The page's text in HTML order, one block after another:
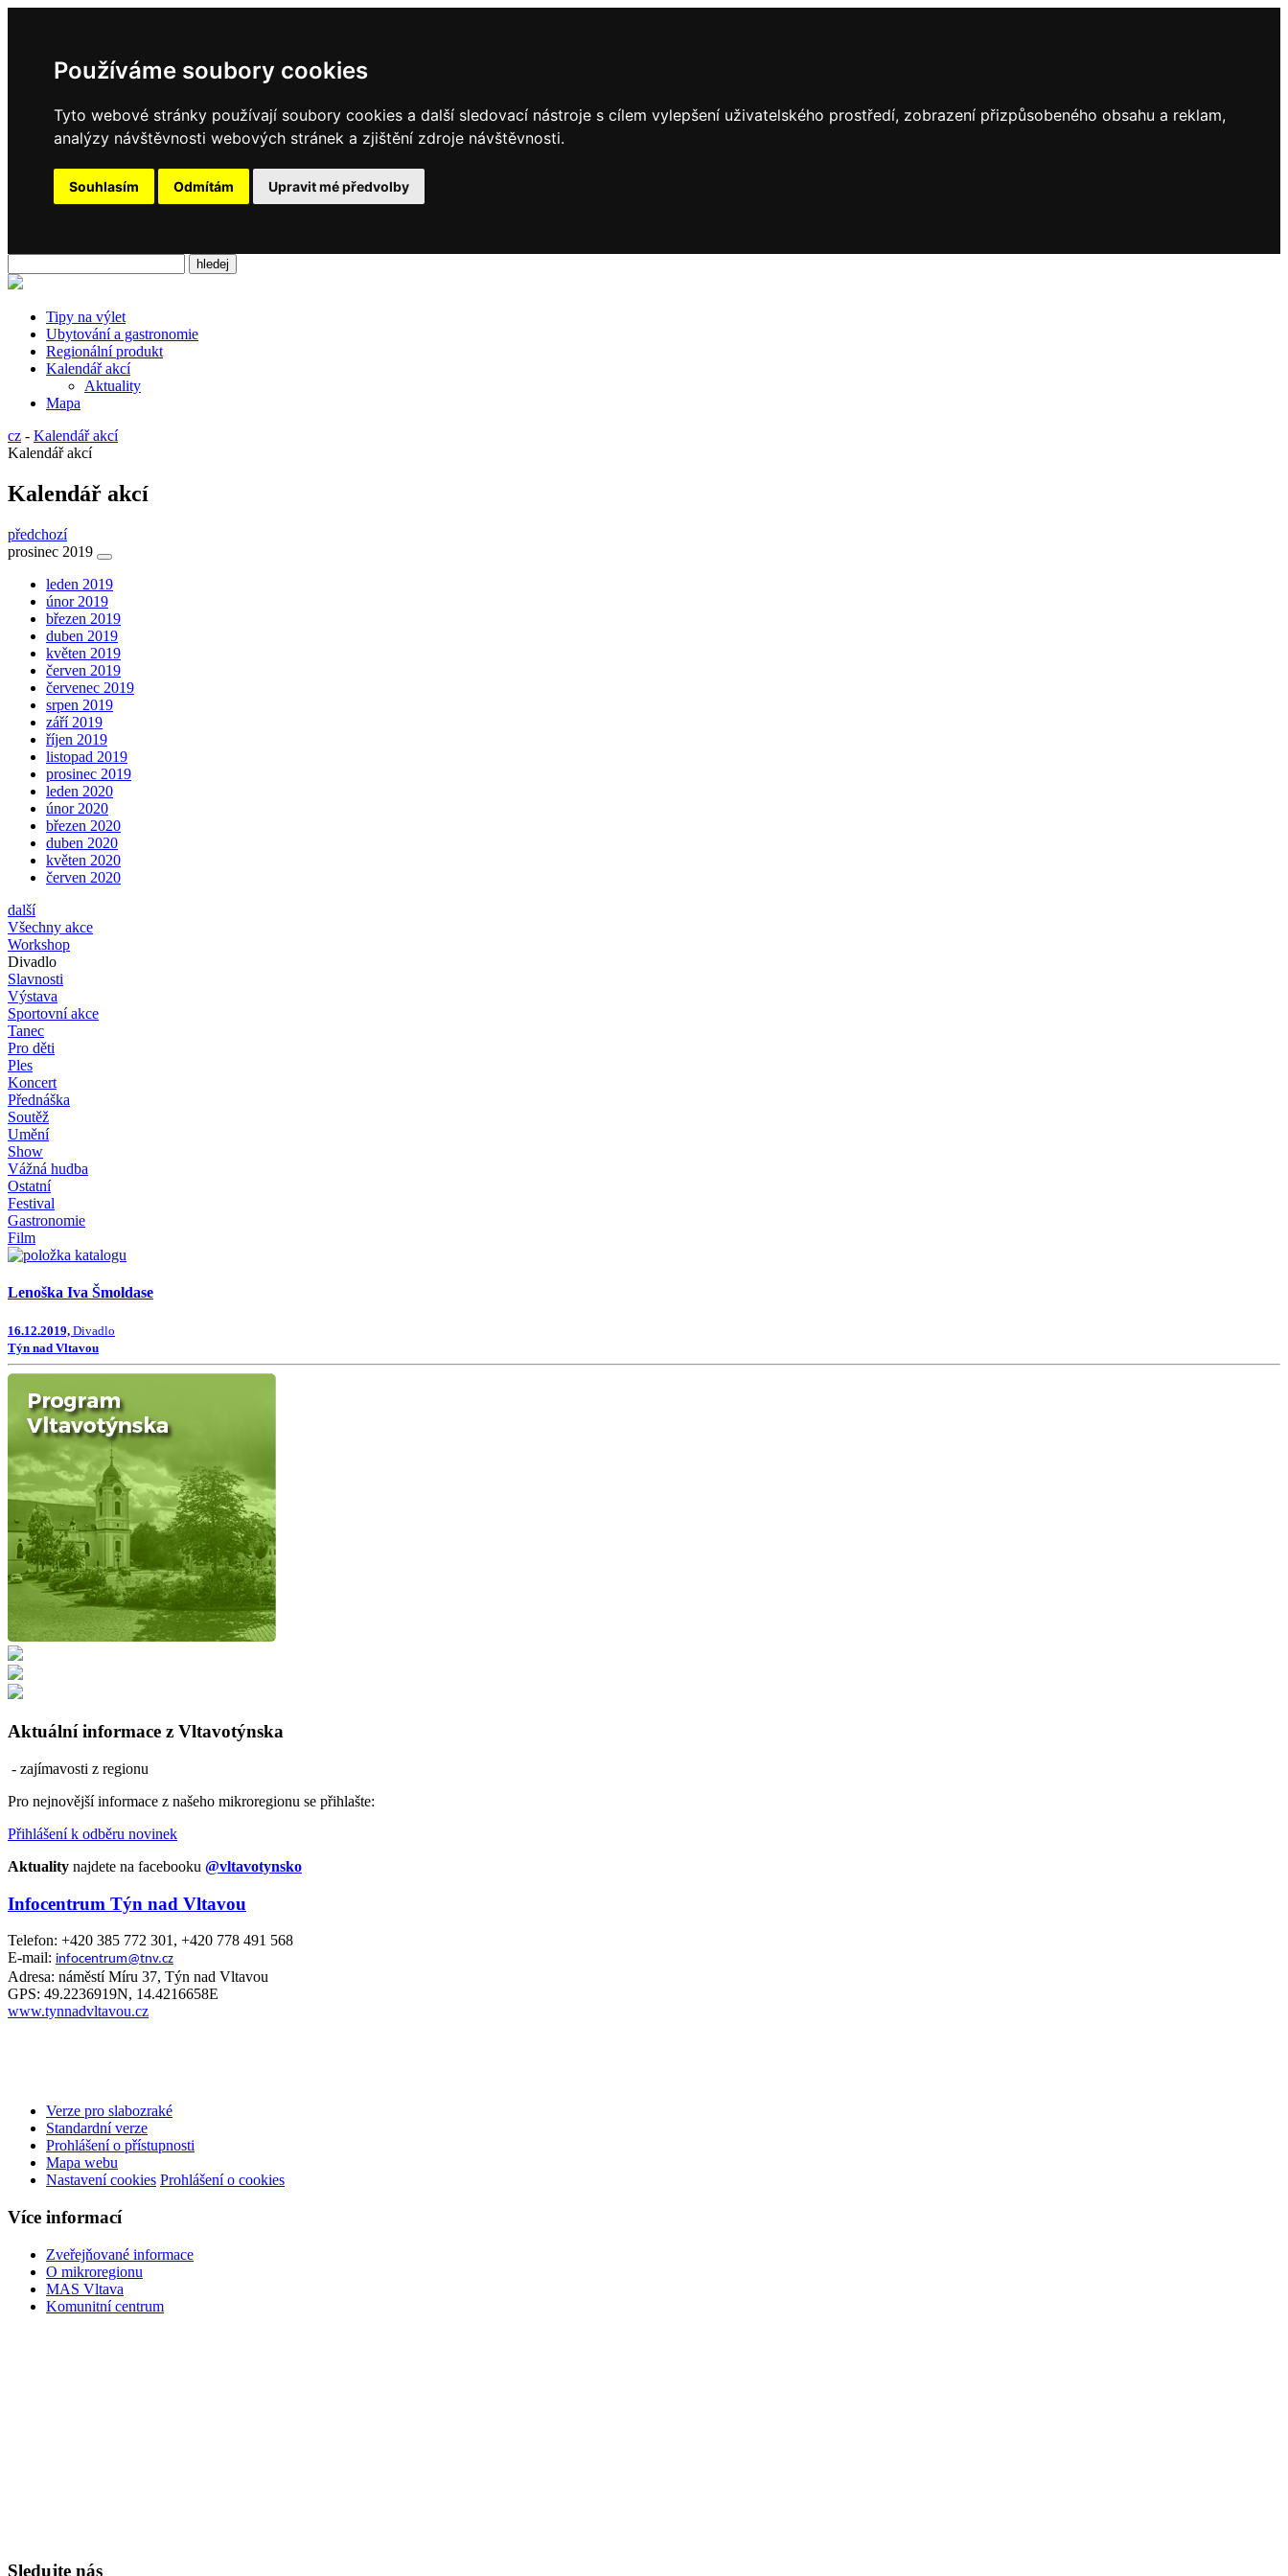
Používáme soubory cookies
Tyto webové stránky používají soubory cookies a další sledovací nástroje s cílem vylepšení uživatelského prostředí, zobrazení přizpůsobeného obsahu a reklam,
analýzy návštěvnosti webových stránek a zjištění zdroje návštěvnosti.
Souhlasím Odmítám Upravit mé předvolby
Tipy na výlet
Ubytování a gastronomie
Regionální produkt
Kalendář akcí
Aktuality
Mapa
cz - Kalendář akcí
Kalendář akcí
Kalendář akcí
předchozí
prosinec 2019
leden 2019
únor 2019
březen 2019
duben 2019
květen 2019
červen 2019
červenec 2019
srpen 2019
září 2019
říjen 2019
listopad 2019
prosinec 2019
leden 2020
únor 2020
březen 2020
duben 2020
květen 2020
červen 2020
další
Všechny akce
Workshop
Divadlo
Slavnosti
Výstava
Sportovní akce
Tanec
Pro děti
Ples
Koncert
Přednáška
Soutěž
Umění
Show
Vážná hudba
Ostatní
Festival
Gastronomie
Film
Lenoška Iva Šmoldase
16.12.2019, Divadlo
Týn nad Vltavou
Aktuální informace z Vltavotýnska
- zajímavosti z regionu
Pro nejnovější informace z našeho mikroregionu se přihlašte:
Přihlášení k odběru novinek
Aktuality najdete na facebooku @vltavotynsko
Infocentrum Týn nad Vltavou
Telefon: +420 385 772 301, +420 778 491 568
E-mail: infocentrum@tnv.cz
Adresa: náměstí Míru 37, Týn nad Vltavou
GPS: 49.2236919N, 14.4216658E
www.tynnadvltavou.cz
Verze pro slabozraké
Standardní verze
Prohlášení o přístupnosti
Mapa webu
Nastavení cookies Prohlášení o cookies
Více informací
Zveřejňované informace
O mikroregionu
MAS Vltava
Komunitní centrum
Sledujte nás